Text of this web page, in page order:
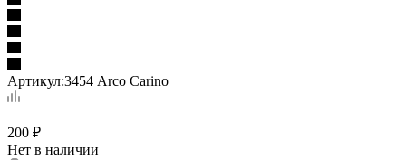
Артикул:3454 Arco Carino
200 ₽
Нет в наличии